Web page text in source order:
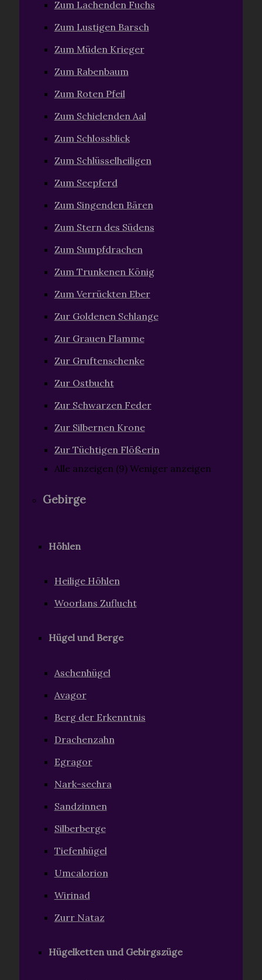
Zum Lachenden Fuchs
Zum Lustigen Barsch
Zum Müden Krieger
Zum Rabenbaum
Zum Roten Pfeil
Zum Schielenden Aal
Zum Schlossblick
Zum Schlüsselheiligen
Zum Seepferd
Zum Singenden Bären
Zum Stern des Südens
Zum Sumpfdrachen
Zum Trunkenen König
Zum Verrückten Eber
Zur Goldenen Schlange
Zur Grauen Flamme
Zur Gruftenschenke
Zur Ostbucht
Zur Schwarzen Feder
Zur Silbernen Krone
Zur Tüchtigen Flößerin
Alle anzeigen (9) Weniger anzeigen
Gebirge
Höhlen
Heilige Höhlen
Woorlans Zuflucht
Hügel und Berge
Aschenhügel
Avagor
Berg der Erkenntnis
Drachenzahn
Egragor
Nark-sechra
Sandzinnen
Silberberge
Tiefenhügel
Umcalorion
Wirinad
Zurr Nataz
Hügelketten und Gebirgszüge